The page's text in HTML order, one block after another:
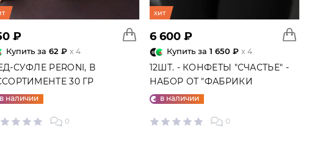
₽
Купить за 62 ₽ x 4
СУФЛЕ PERONI, В
30 ГР
в наличии
0
хит
6 600 ₽
Купить за 1 650 ₽ x 4
12ШТ. - КОНФЕТЫ "СЧАСТЬЕ" -
НАБОР ОТ "ФАБРИКИ
СЧАСТЬЕ"
в наличии
0